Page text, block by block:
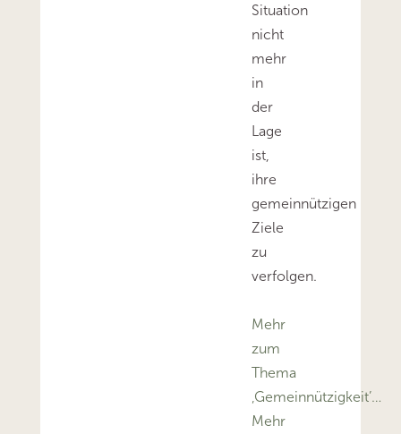
Situation
nicht
mehr
in
der
Lage
ist,
ihre
gemeinnützigen
Ziele
zu
verfolgen.
Mehr
zum
Thema
‚Gemeinnützigkeit’…
Mehr